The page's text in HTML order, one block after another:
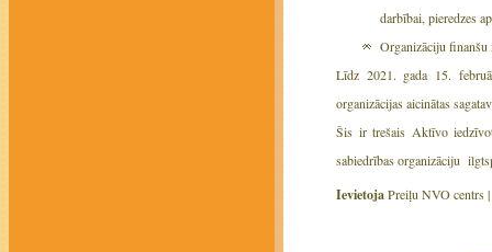
darbībai, pieredzes
Organizāciju finanšu
Līdz 2021. gada 15.
organizācijas aicinātas
Šis ir trešais Aktīvo
sabiedrības organizāciju
IevietojaPreiļu NVO centrs |